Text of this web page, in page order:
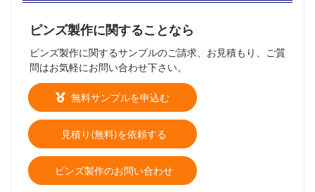
ピンズ製作に関することなら
ピンズ製作に関するサンプルのご請求、お見積もり、ご質
問はお気軽にお問い合わせ下さい。
無料サンプルを申込む
見積り(無料)を依頼する
ピンズ製作のお問い合わせ